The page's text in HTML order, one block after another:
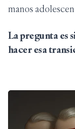
manos
La pregunta es
hacer esa